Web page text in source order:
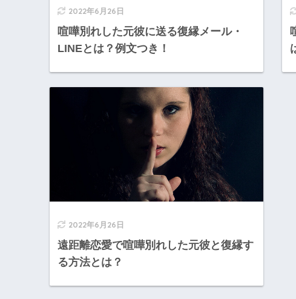
2022年6月26日
喧嘩別れした元彼に送る復縁メール・
LINEとは？例文つき！
2022年6月26日
遠距離恋愛で喧嘩別れした元彼と復縁す
る方法とは？